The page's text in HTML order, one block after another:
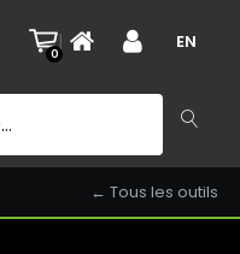
0
| EN
← Tous les outils